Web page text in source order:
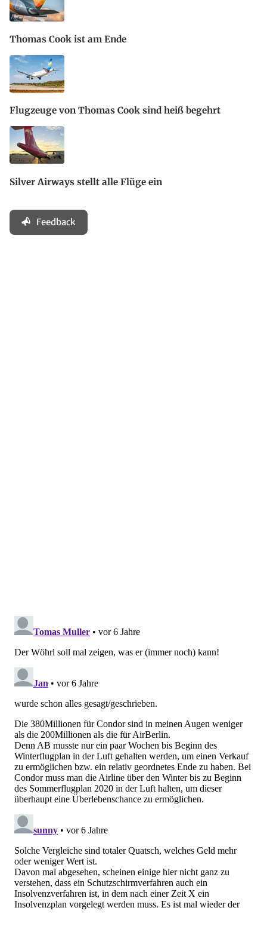
Thomas Cook ist am Ende
Flugzeuge von Thomas Cook sind heiß begehrt
Silver Airways stellt alle Flüge ein
Feedback